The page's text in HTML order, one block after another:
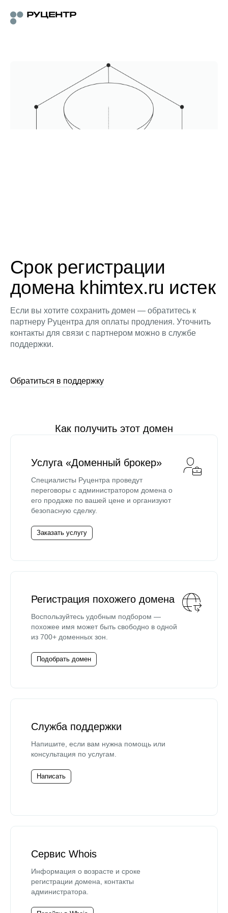
Срок регистрации
домена khimtex.ru истек
Если вы хотите сохранить домен — обратитесь к
партнеру Руцентра для оплаты продления. Уточнить
контакты для связи с партнером можно в службе
поддержки.
Обратиться в поддержку
Как получить этот домен
Услуга «Доменный брокер»
Специалисты Руцентра проведут
переговоры с администратором домена о
его продаже по вашей цене и организуют
безопасную сделку.
Заказать услугу
Регистрация похожего домена
Воспользуйтесь удобным подбором —
похожее имя может быть свободно в одной
из 700+ доменных зон.
Подобрать домен
Служба поддержки
Напишите, если вам нужна помощь или
консультация по услугам.
Написать
Сервис Whois
Информация о возрасте и сроке
регистрации домена, контакты
администратора.